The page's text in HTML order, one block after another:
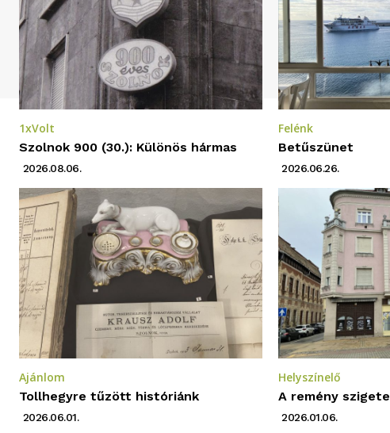
1xVolt
Szolnok 900 (30.): Különös hármas
2026.08.06.
Ajánlom
Tollhegyre tűzött históriánk
2026.06.01.
Felénk
Betűszünet
2026.06.26.
Helyszínelő
A remény szigete
2026.01.06.